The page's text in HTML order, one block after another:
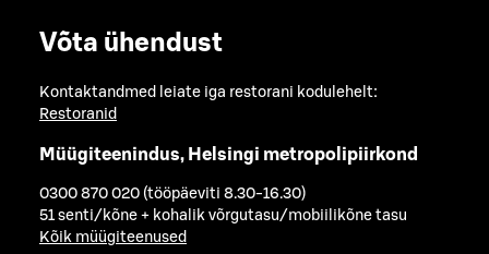
Võta ühendust
Kontaktandmed leiate iga restorani kodulehelt:
Restoranid
Müügiteenindus, Helsingi metropolipiirkond
0300 870 020 (tööpäeviti 8.30-16.30)
51 senti/kõne + kohalik võrgutasu/mobiilikõne tasu
Kõik müügiteenused